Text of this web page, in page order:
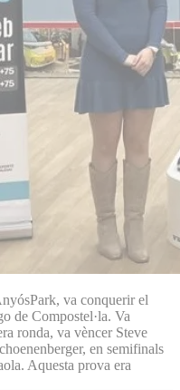
va conquerir el
de Compostel·la. Va
ronda, va vèncer Steve
en semifinals
Aquesta prova era